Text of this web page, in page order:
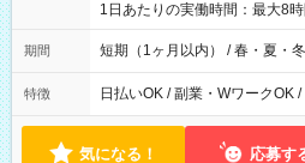
1日あたりの実働時間：最大8
1h） ※現場により開始時間が
期間 短期（1ヶ月以内） / 春・夏・
特徴 日払いOK / 副業・WワークOK
気になる！ 応募す